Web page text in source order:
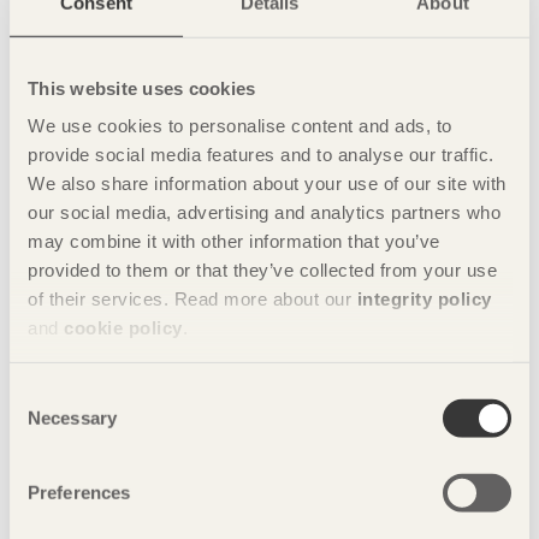
This website uses cookies
We use cookies to personalise content and ads, to
provide social media features and to analyse our traffic.
We also share information about your use of our site with
our social media, advertising and analytics partners who
may combine it with other information that you’ve
provided to them or that they’ve collected from your use
of their services. Read more about our integrity policy
and cookie policy
Selection
Necessary
Preferences
Tremblay-en-France där kalksten möter bok och 1970-
talets klassiska mexitegelvilla i Stockholm som har
uppgraderats till 2020-talet med mer trä. I Mölnlycke
står mötesplatsen Lakehouse färdigt och väntar på att
fyllas med liv och rörelse.
Läs tidningen Trä 2 2026 här